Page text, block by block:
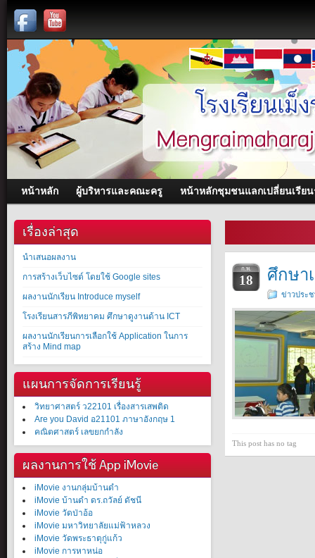
หน้าหลัก ผู้บริหารและคณะครู หน้าหลักชุมชนแลกเปลี่ยนเรียน
เรื่องล่าสุด
นำเสนอผลงาน
การสร้างเว็บไซต์ โดยใช้ Google sites
ผลงานนักเรียน Introduce myself
โรงเรียนสารภีพิทยาคม ศึกษาดูงานด้าน ICT
ผลงานนักเรียนการเลือกใช้ Application ในการ
สร้าง Mind map
แผนการจัดการเรียนรู้
วิทยาศาสตร์ ว22101 เรื่องสารเสพติด
Are you David อ21101 ภาษาอังกฤษ 1
คณิตศาสตร์ เลขยกกำลัง
ผลงานการใช้ App iMovie
iMovie งานกลุ่มบ้านดำ
iMovie บ้านดำ ดร.ถวัลย์ ดัชนี
iMovie วัดป่าอ้อ
iMovie มหาวิทยาลัยแม่ฟ้าหลวง
iMovie วัดพระธาตุกู่แก้ว
iMovie การหาหน่อ
ก.พ.
18 ศึกษา
ข่าวประ
This post has no tag